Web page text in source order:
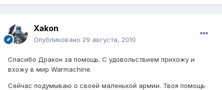
Xakon
Опубликовано 29 августа, 2010
Спасибо Дракон за помощь. С удовольствием прихожу и
вхожу в мир Warmachine.
Сейчас подумываю о своей маленькой армии. Твоя помощь